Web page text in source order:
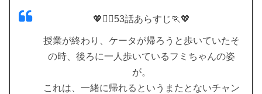
💖🚶‍♀️53話あらすじ🏃💖
授業が終わり、ケータが帰ろうと歩いていたそ
の時、後ろに一人歩いているフミちゃんの姿
が。
これは、一緒に帰れるというまたとないチャン